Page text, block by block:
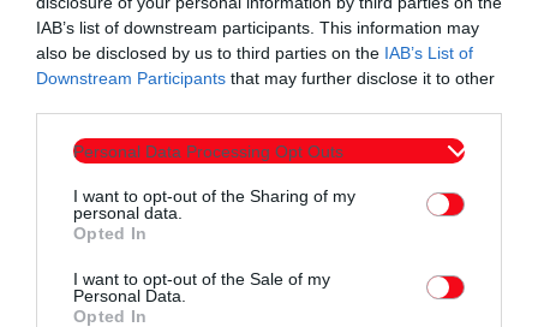
IAB’s list of downstream participants. This information may
also be disclosed by us to third parties on the IAB’s List of
Downstream Participants that may further disclose it to other
Personal Data Processing Opt Outs
I want to opt-out of the Sharing of my
personal data.
Opted In
I want to opt-out of the Sale of my
Personal Data.
Opted In
στον τρόπο συγκρότησης των δημοτικών και περιφερειακών
συμβουλίων. Καταργούνται οι εκλογικές περιφέρειες εντός
των δήμων με στόχο την ενίσχυση της
αντιπροσωπευτικότητας.
Σε ορισμένες περιπτώσεις, επιτρέπεται η εκλογή συμβούλων
χωρίς σταυρό προτίμησης -ένας, δύο ή τρεις ανάλογα με το
μέγεθος του συμβουλίου- κάτι που αναμένεται να μειώσει την
ένταση του εσωτερικού ανταγωνισμού εντός των
συνδυασμών.